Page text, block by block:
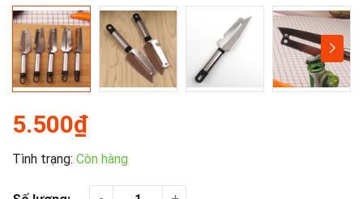
5.500₫
Tình trạng: Còn hàng